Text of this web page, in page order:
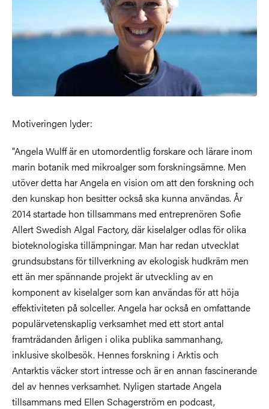
Motiveringen lyder:
"Angela Wulff är en utomordentlig forskare och lärare inom
marin botanik med mikroalger som forskningsämne. Men
utöver detta har Angela en vision om att den forskning och
den kunskap hon besitter också ska kunna användas. År
2014 startade hon tillsammans med entreprenören Sofie
Allert Swedish Algal Factory, där kiselalger odlas för olika
bioteknologiska tillämpningar. Man har redan utvecklat
grundsubstans för tillverkning av ekologisk hudkräm men
ett än mer spännande projekt är utveckling av en
komponent av kiselalger som kan användas för att höja
effektiviteten på solceller. Angela har också en omfattande
populärvetenskaplig verksamhet med ett stort antal
framträdanden årligen i olika publika sammanhang,
inklusive skolbesök. Hennes forskning i Arktis och
Antarktis väcker stort intresse och är en annan fascinerande
del av hennes verksamhet. Nyligen startade Angela
tillsammans med Ellen Schagerström en podcast,